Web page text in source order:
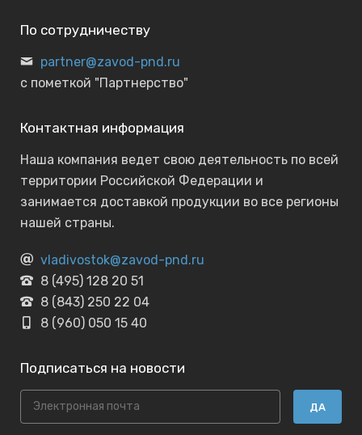
По сотрудничеству
partner@zavod-pnd.ru
с пометкой "Партнерство"
Контактная информация
Наша компания ведет свою деятельность по всей
территории Российской Федерации и
занимается доставкой продукции во все регионы
нашей страны.
vladivostok@zavod-pnd.ru
8 (495) 128 20 51
8 (843) 250 22 04
8 (960) 050 15 40
Подписаться на новости
ДА